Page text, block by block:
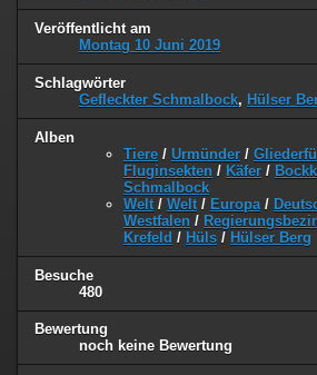
Veröffentlicht am
Montag 10 Juni 2019
Schlagwörter
Gefleckter Schmalbock, Hülser
Alben
Tiere / Urmünder /
Fluginsekten / Käfer /
Schmalbock
Welt / Welt / Europa /
Westfalen /
Krefeld / Hüls / Hülser Berg
Besuche
480
Bewertung
noch keine Bewertung